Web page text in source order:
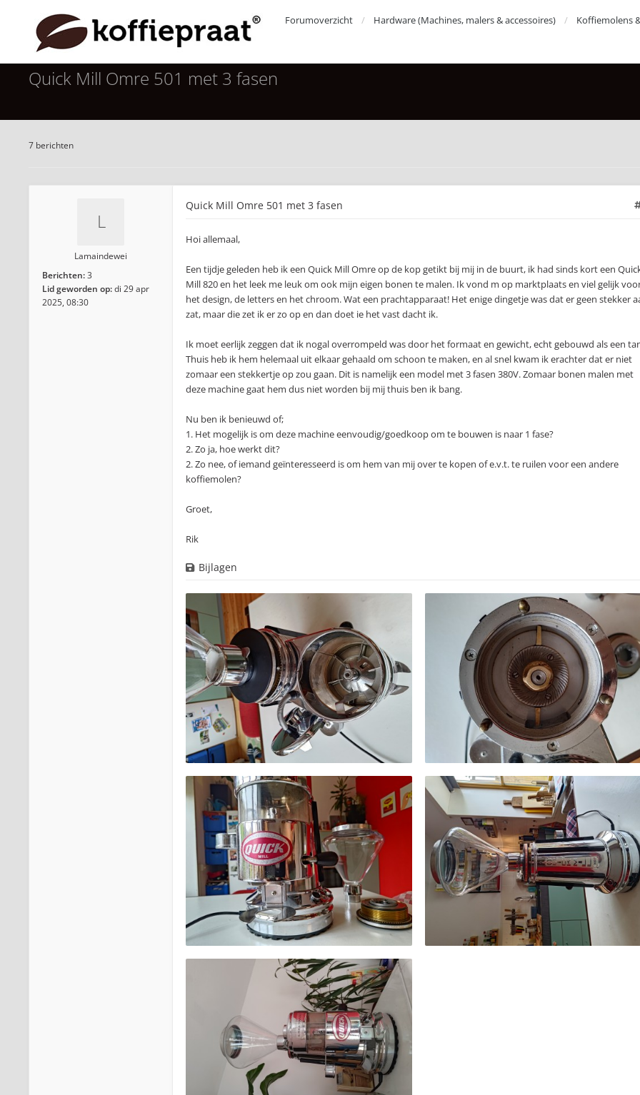
Forumoverzicht Hardware (Machines, malers & accessoires) Koffiemolens
Quick Mill Omre 501 met 3 fasen
7 berichten
Lamaindewei
Berichten:3
Lid geworden op:di 29 apr
2025, 08:30
Quick Mill Omre 501 met 3 fasen
Hoi allemaal,
Een tijdje geleden heb ik een Quick Mill Omre op de kop getikt bij mij in de buurt, ik had sinds kort een
Mill 820 en het leek me leuk om ook mijn eigen bonen te malen. Ik vond m op marktplaats en viel gelijk
het design, de letters en het chroom. Wat een prachtapparaat! Het enige dingetje was dat er geen stekker
zat, maar die zet ik er zo op en dan doet ie het vast dacht ik.
Ik moet eerlijk zeggen dat ik nogal overrompeld was door het formaat en gewicht, echt gebouwd als een
Thuis heb ik hem helemaal uit elkaar gehaald om schoon te maken, en al snel kwam ik erachter dat er niet
zomaar een stekkertje op zou gaan. Dit is namelijk een model met 3 fasen 380V. Zomaar bonen malen met
deze machine gaat hem dus niet worden bij mij thuis ben ik bang.
Nu ben ik benieuwd of;
1. Het mogelijk is om deze machine eenvoudig/goedkoop om te bouwen is naar 1 fase?
2. Zo ja, hoe werkt dit?
2. Zo nee, of iemand geïnteresseerd is om hem van mij over te kopen of e.v.t. te ruilen voor een andere
koffiemolen?
Groet,
Rik
Bijlagen